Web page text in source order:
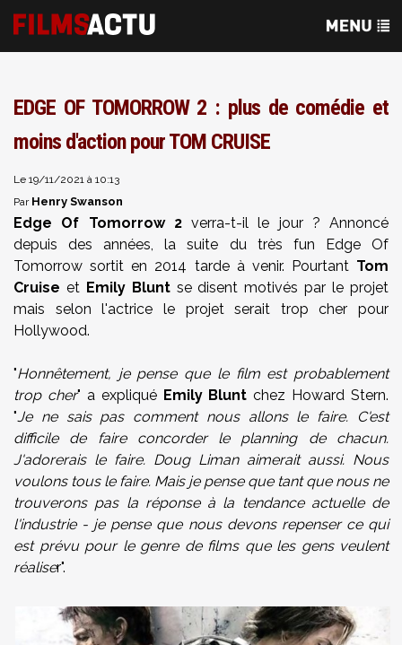
EDGE OF TOMORROW 2 : plus de comédie et
moins d'action pour TOM CRUISE
Le 19/11/2021 à 10:13
Par Henry Swanson
Edge Of Tomorrow 2verra-t-il le jour ? Annoncé
depuis des années, la suite du très fun Edge Of
Tomorrow sortit en 2014 tarde à venir. Pourtant Tom
Cruise et Emily Bluntse disent motivés par le projet
mais selon l'actrice le projet serait trop cher pour
Hollywood.
"Honnêtement, je pense que le film est probablement
trop cher" a expliqué Emily Blunt chez Howard Stern.
"Je ne sais pas comment nous allons le faire. C'est
difficile de faire concorder le planning de chacun.
J'adorerais le faire. Doug Liman aimerait aussi. Nous
voulons tous le faire. Mais je pense que tant que nous ne
trouverons pas la réponse à la tendance actuelle de
l'industrie - je pense que nous devons repenser ce qui
est prévu pour le genre de films que les gens veulent
réaliser".